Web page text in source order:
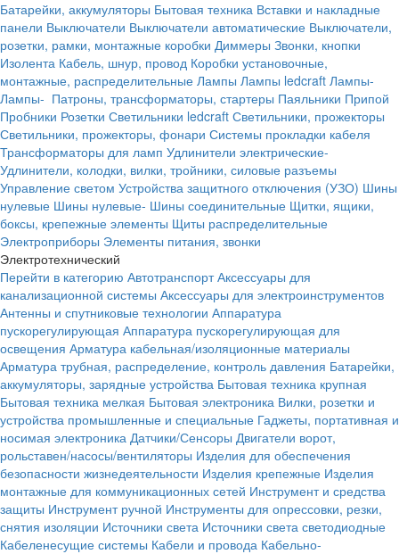
Батарейки, аккумуляторы Бытовая техника Вставки и накладные
панели Выключатели Выключатели автоматические Выключатели,
розетки, рамки, монтажные коробки Диммеры Звонки, кнопки
Изолента Кабель, шнур, провод Коробки установочные,
монтажные, распределительные Лампы Лампы ledcraft Лампы-
Лампы- Патроны, трансформаторы, стартеры Паяльники Припой
Пробники Розетки Светильники ledcraft Светильники, прожекторы
Светильники, прожекторы, фонари Системы прокладки кабеля
Трансформаторы для ламп Удлинители электрические-
Удлинители, колодки, вилки, тройники, силовые разъемы
Управление светом Устройства защитного отключения (УЗО) Шины
нулевые Шины нулевые- Шины соединительные Щитки, ящики,
боксы, крепежные элементы Щиты распределительные
Электроприборы Элементы питания, звонки
Электротехнический
Перейти в категорию Автотранспорт Аксессуары для
канализационной системы Аксессуары для электроинструментов
Антенны и спутниковые технологии Аппаратура
пускорегулирующая Аппаратура пускорегулирующая для
освещения Арматура кабельная/изоляционные материалы
Арматура трубная, распределение, контроль давления Батарейки,
аккумуляторы, зарядные устройства Бытовая техника крупная
Бытовая техника мелкая Бытовая электроника Вилки, розетки и
устройства промышленные и специальные Гаджеты, портативная и
носимая электроника Датчики/Сенсоры Двигатели ворот,
рольставен/насосы/вентиляторы Изделия для обеспечения
безопасности жизнедеятельности Изделия крепежные Изделия
монтажные для коммуникационных сетей Инструмент и средства
защиты Инструмент ручной Инструменты для опрессовки, резки,
снятия изоляции Источники света Источники света светодиодные
Кабеленесущие системы Кабели и провода Кабельно-